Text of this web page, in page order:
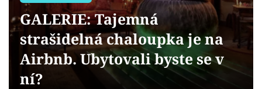
Videa
Sledujte prima+
GALERIE: Tajemná
strašidelná chaloupka je na
Airbnb. Ubytovali byste se v
ní?